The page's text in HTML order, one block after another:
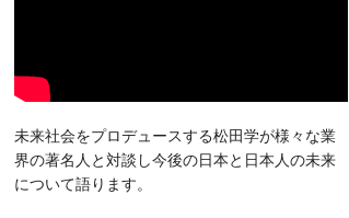
未来社会をプロデュースする松田学が様々な業
界の著名人と対談し今後の日本と日本人の未来
について語ります。